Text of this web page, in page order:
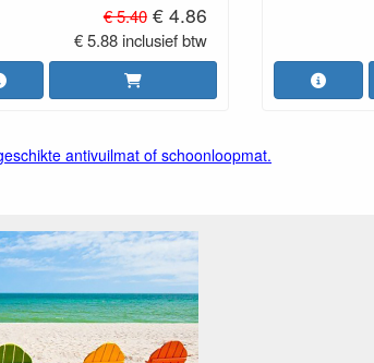
€ 5.40 € 4.86
€ 5.88 inclusief btw
antivuilmat of schoonloopmat.